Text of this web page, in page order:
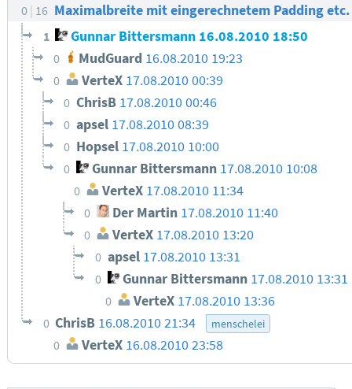
0 16 Maximalbreite mit eingerechnetem Padding
1 Gunnar Bittersmann 16.08.2010 18:50
0 MudGuard 16.08.2010 19:23
0 VerteX 17.08.2010 00:39
0 ChrisB 17.08.2010 00:46
0 apsel 17.08.2010 08:39
0 Hopsel 17.08.2010 10:00
0 Gunnar Bittersmann 17.08.2010 10:08
0 VerteX 17.08.2010 11:34
0 Der Martin 17.08.2010 11:40
0 VerteX 17.08.2010 13:20
0 apsel 17.08.2010 13:31
0 Gunnar Bittersmann 17.08.2010 13:31
0 VerteX 17.08.2010 13:36
0 ChrisB 16.08.2010 21:34 menschelei
0 VerteX 16.08.2010 23:58